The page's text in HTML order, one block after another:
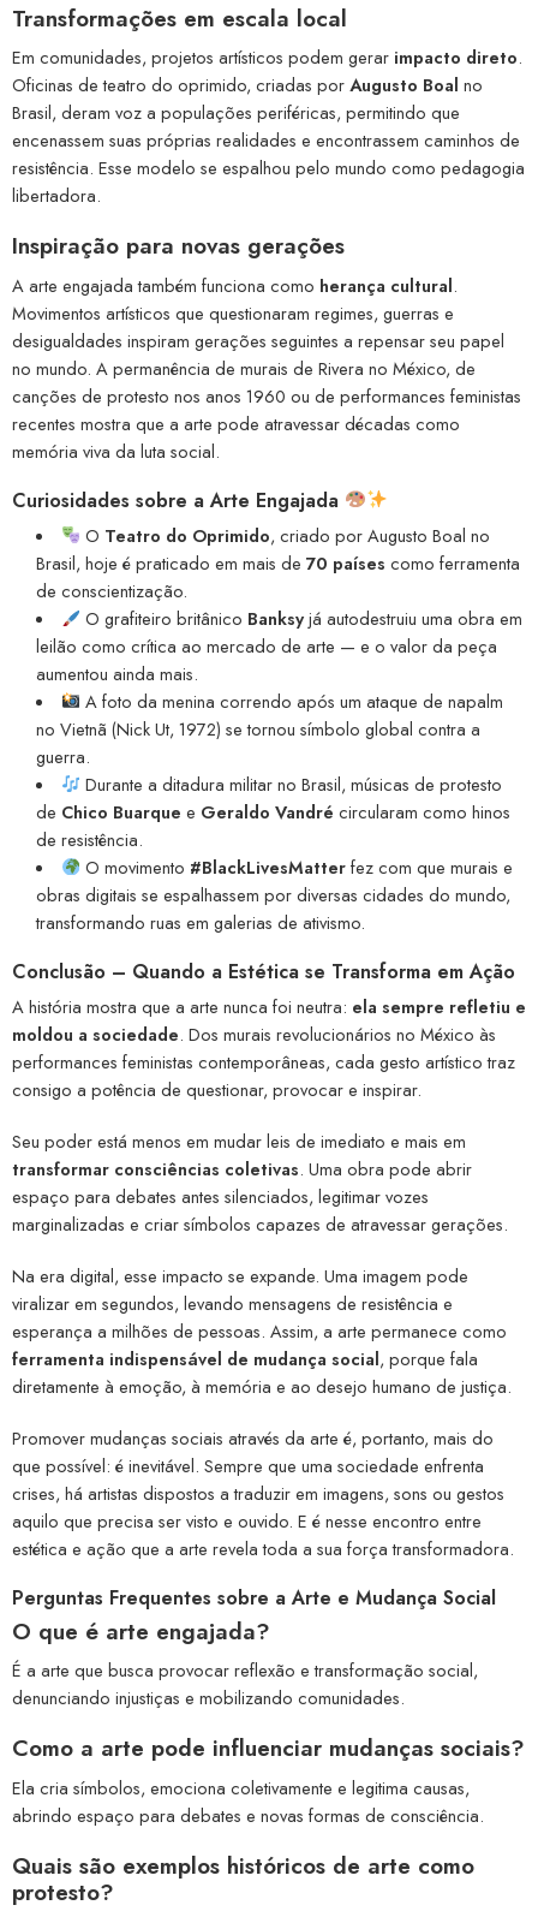
Transformações em escala local
Em comunidades, projetos artísticos podem gerar impacto direto.
Oficinas de teatro do oprimido, criadas porAugusto Boal no
Brasil, deram voz a populações periféricas, permitindo que
encenassem suas próprias realidades e encontrassem caminhos de
resistência. Esse modelo se espalhou pelo mundo como pedagogia
libertadora.
Inspiração para novas gerações
A arte engajada também funciona como herança cultural.
Movimentos artísticos que questionaram regimes, guerras e
desigualdades inspiram gerações seguintes a repensar seu papel
no mundo. A permanência de murais de Rivera no México, de
canções de protesto nos anos 1960 ou de performances feministas
recentes mostra que a arte pode atravessar décadas como
memória viva da luta social.
Curiosidades sobre a Arte Engajada
O Teatro do Oprimido, criado por Augusto Boal no
Brasil, hoje é praticado em mais de 70 países como ferramenta
de conscientização.
O grafiteiro britânico Banksyjá autodestruiu uma obra em
leilão como crítica ao mercado de arte — e o valor da peça
aumentou ainda mais.
A foto da menina correndo após um ataque de napalm
no Vietnã (Nick Ut, 1972) se tornou símbolo global contra a
guerra.
Durante a ditadura militar no Brasil, músicas de protesto
de Chico Buarque e Geraldo Vandré circularam como hinos
de resistência.
O movimento #BlackLivesMatterfez com que murais e
obras digitais se espalhassem por diversas cidades do mundo,
transformando ruas em galerias de ativismo.
Conclusão – Quando a Estética se Transforma em Ação
A história mostra que a arte nunca foi neutra: ela sempre refletiu e
moldou a sociedade. Dos murais revolucionários no México às
performances feministas contemporâneas, cada gesto artístico traz
consigo a potência de questionar, provocar e inspirar.
Seu poder está menos em mudar leis de imediato e mais em
transformar consciências coletivas. Uma obra pode abrir
espaço para debates antes silenciados, legitimar vozes
marginalizadas e criar símbolos capazes de atravessar gerações.
Na era digital, esse impacto se expande. Uma imagem pode
viralizar em segundos, levando mensagens de resistência e
esperança a milhões de pessoas. Assim, a arte permanece como
ferramenta indispensável de mudança social, porque fala
diretamente à emoção, à memória e ao desejo humano de justiça.
Promover mudanças sociais através da arte é, portanto, mais do
que possível: é inevitável. Sempre que uma sociedade enfrenta
crises, há artistas dispostos a traduzir em imagens, sons ou gestos
aquilo que precisa ser visto e ouvido. E é nesse encontro entre
estética e ação que a arte revela toda a sua força transformadora.
Perguntas Frequentes sobre a Arte e Mudança Social
O que é arte engajada?
É a arte que busca provocar reflexão e transformação social,
denunciando injustiças e mobilizando comunidades.
Como a arte pode influenciar mudanças sociais?
Ela cria símbolos, emociona coletivamente e legitima causas,
abrindo espaço para debates e novas formas de consciência.
Quais são exemplos históricos de arte como
protesto?